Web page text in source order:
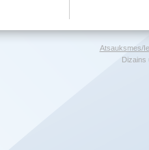
Atsauksmes/
Dizains